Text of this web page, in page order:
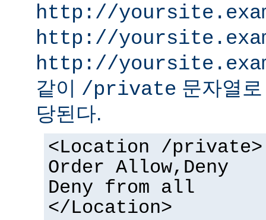
http://
http://
http://
같이 /private 문자열
당된다.
<Location /private>
Order Allow,Deny
Deny from all
</Location>